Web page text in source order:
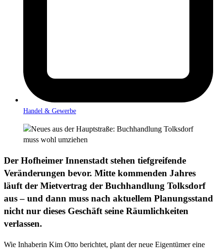
Handel & Gewerbe
Der Hofheimer Innenstadt stehen tiefgreifende
Veränderungen bevor. Mitte kommenden Jahres
läuft der Mietvertrag der Buchhandlung Tolksdorf
aus – und dann muss nach aktuellem Planungsstand
nicht nur dieses Geschäft seine Räumlichkeiten
verlassen.
Wie Inhaberin Kim Otto berichtet, plant der neue Eigentümer eine